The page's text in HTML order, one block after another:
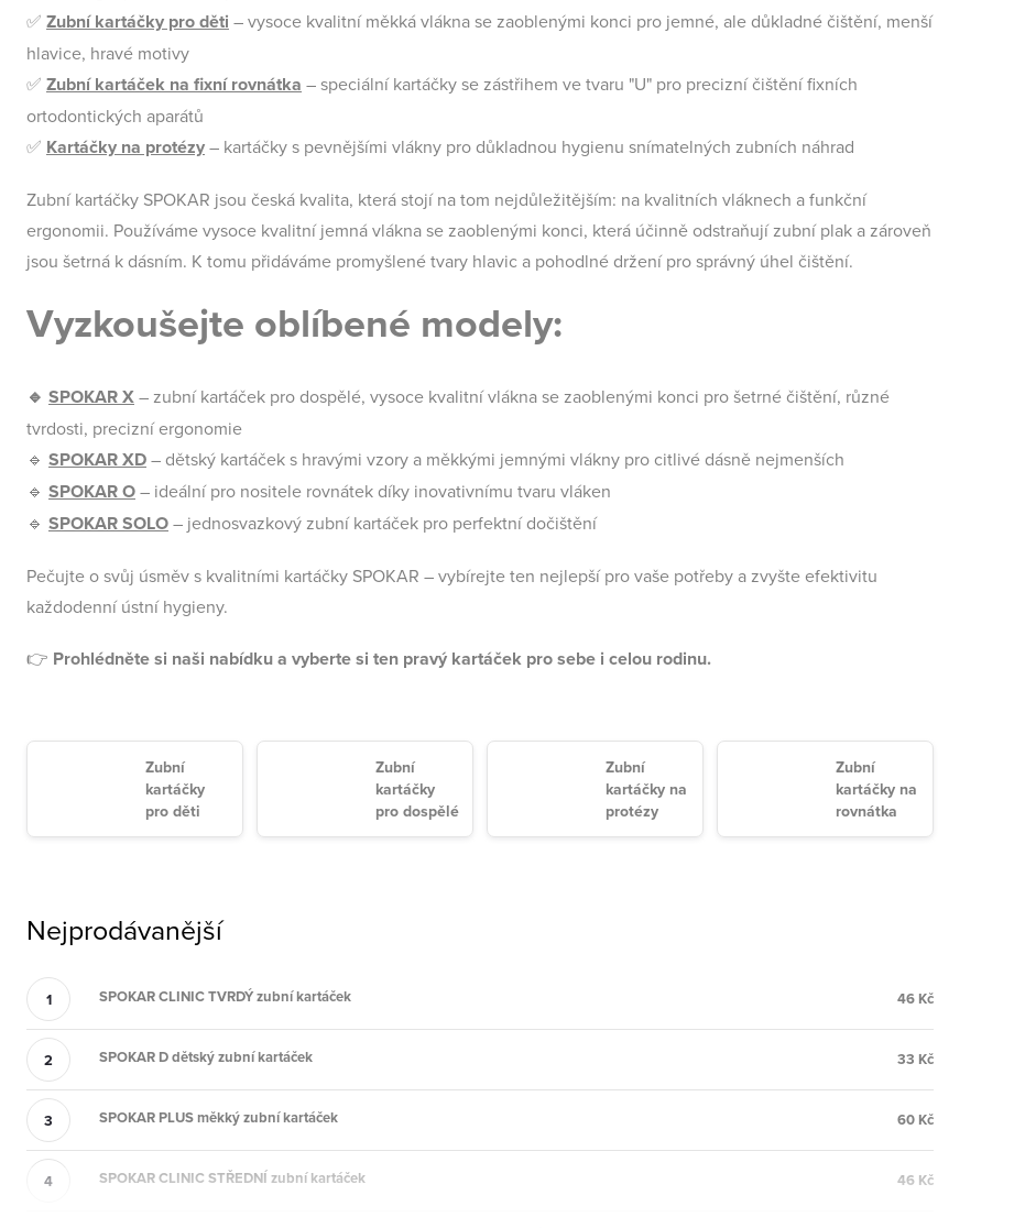
✅ Zubní kartáčky pro děti –vysoce kvalitní měkká vlákna se zaoblenými konci pro jemné, ale důkladné čištění, menší
hlavice, hravé motivy
✅ Zubní kartáček na fixní rovnátka – speciální kartáčky se zástřihem ve tvaru "U" pro precizní čištění fixních
ortodontických aparátů
✅ Kartáčky na protézy– kartáčky s pevnějšími vlákny pro důkladnou hygienu snímatelných zubních náhrad
Zubní kartáčky SPOKAR jsou česká kvalita, která stojí na tom nejdůležitějším: na kvalitních vláknech a funkční
ergonomii. Používáme vysoce kvalitní jemná vlákna se zaoblenými konci, která účinně odstraňují zubní plak a zároveň
jsou šetrná k dásním. K tomu přidáváme promyšlené tvary hlavic a pohodlné držení pro správný úhel čištění.
Vyzkoušejte oblíbené modely:
🔹 SPOKAR X– zubní kartáček pro dospělé, vysoce kvalitní vlákna se zaoblenými konci pro šetrné čištění, různé
tvrdosti, precizní ergonomie
🔹 SPOKAR XD–dětský kartáček s hravými vzory a měkkými jemnými vlákny pro citlivé dásně nejmenších
🔹 SPOKAR O– ideální pro nositele rovnátek díky inovativnímu tvaru vláken
🔹 SPOKAR SOLO– jednosvazkový zubní kartáček pro perfektní dočištění
Pečujte o svůj úsměv s kvalitními kartáčky SPOKAR – vybírejte ten nejlepší pro vaše potřeby a zvyšte efektivitu
každodenní ústní hygieny.
👉 Prohlédněte si naši nabídku a vyberte si ten pravý kartáček pro sebe i celou rodinu.
Zubní
kartáčky
pro děti
Zubní
kartáčky
pro dospělé
Zubní
kartáčky na
protézy
Zubní
kartáčky na
rovnátka
Nejprodávanější
SPOKAR CLINIC TVRDÝ zubní kartáček 46 Kč
SPOKAR D dětský zubní kartáček 33 Kč
SPOKAR PLUS měkký zubní kartáček 60 Kč
SPOKAR CLINIC STŘEDNÍ zubní kartáček 46 Kč